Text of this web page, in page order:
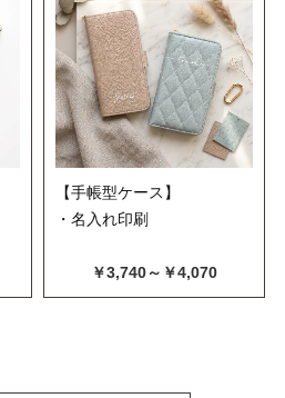
【手帳型ケース】
・名入れ印刷
￥3,740～￥4,070